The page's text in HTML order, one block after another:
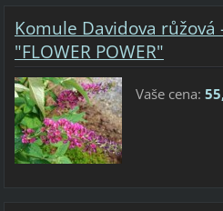
Komule Davidova
"FLOWER POWER"
Vaše cena: